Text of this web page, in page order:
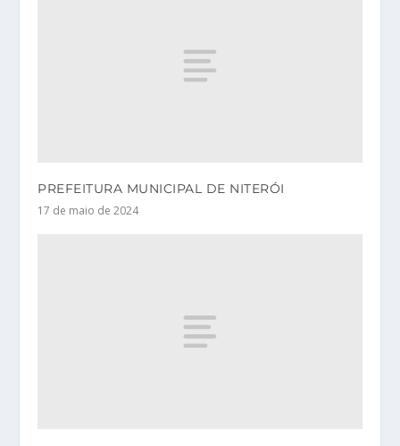
PREFEITURA MUNICIPAL DE NITERÓI
17 de maio de 2024